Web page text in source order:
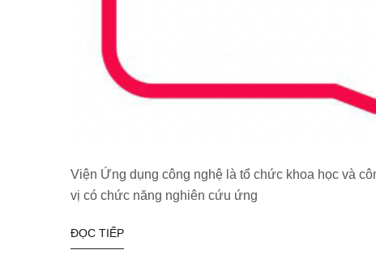
Viện Ứng dụng công nghệ là tổ chức khoa học và
vị có chức năng nghiên cứu ứng
ĐỌC TIẾP